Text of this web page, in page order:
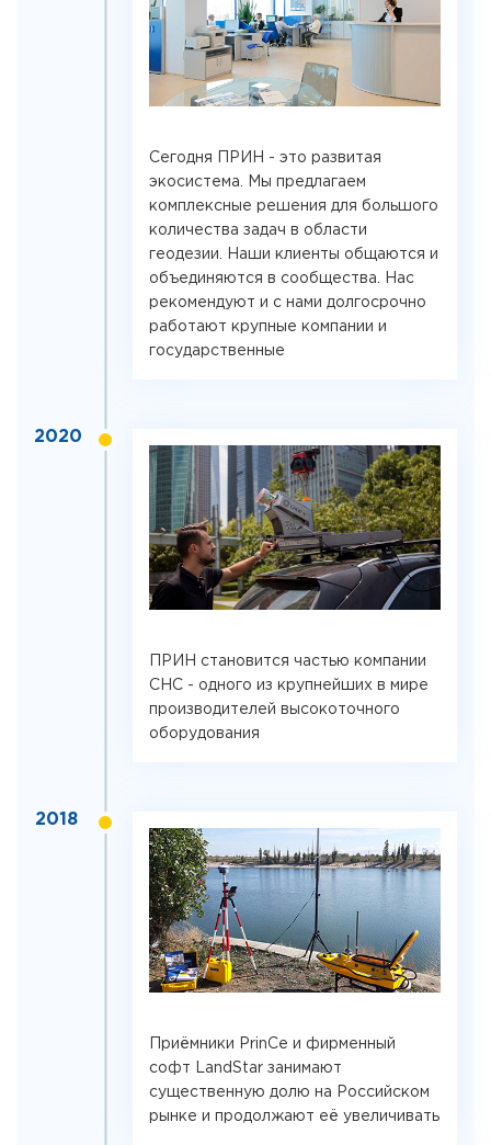
Сегодня ПРИН - это развитая
экосистема. Мы предлагаем
комплексные решения для большого
количества задач в области
геодезии. Наши клиенты общаются и
объединяются в сообщества. Нас
рекомендуют и с нами долгосрочно
работают крупные компании и
государственные
ПРИН становится частью компании
CHC - одного из крупнейших в мире
производителей высокоточного
оборудования
2020
Приёмники PrinCe и фирменный
софт LandStar занимают
существенную долю на Российском
рынке и продолжают её увеличивать
2018